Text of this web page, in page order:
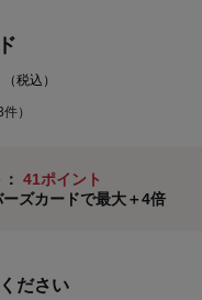
（税込）
）
：41ポイント
ズカードで最大＋4倍
最大16倍！
ービスについて
返品引取無料（JCBのみ）
加算ポイントはステージ倍率適
ださい